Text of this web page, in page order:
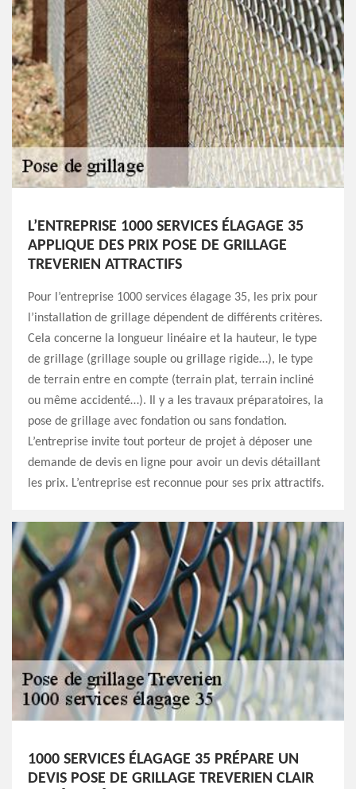
L’ENTREPRISE 1000 SERVICES ÉLAGAGE 35
APPLIQUE DES PRIX POSE DE GRILLAGE
TREVERIEN ATTRACTIFS
Pour l’entreprise 1000 services élagage 35, les prix pour
l’installation de grillage dépendent de différents critères.
Cela concerne la longueur linéaire et la hauteur, le type
de grillage (grillage souple ou grillage rigide…), le type
de terrain entre en compte (terrain plat, terrain incliné
ou même accidenté…). Il y a les travaux préparatoires, la
pose de grillage avec fondation ou sans fondation.
L’entreprise invite tout porteur de projet à déposer une
demande de devis en ligne pour avoir un devis détaillant
les prix. L’entreprise est reconnue pour ses prix attractifs.
1000 SERVICES ÉLAGAGE 35 PRÉPARE UN
DEVIS POSE DE GRILLAGE TREVERIEN CLAIR